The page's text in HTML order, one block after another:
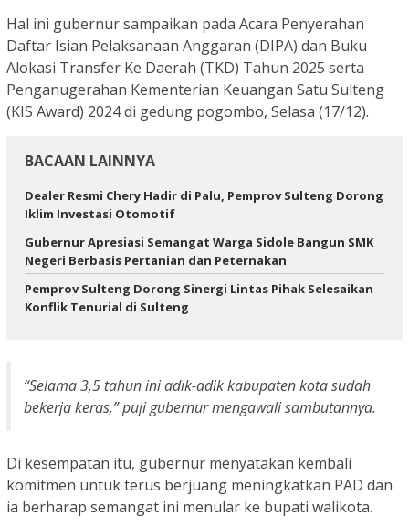
Hal ini gubernur sampaikan pada Acara Penyerahan
Daftar Isian Pelaksanaan Anggaran (DIPA) dan Buku
Alokasi Transfer Ke Daerah (TKD) Tahun 2025 serta
Penganugerahan Kementerian Keuangan Satu Sulteng
(KIS Award) 2024 di gedung pogombo, Selasa (17/12).
BACAAN LAINNYA
Dealer Resmi Chery Hadir di Palu, Pemprov Sulteng Dorong
Iklim Investasi Otomotif
Gubernur Apresiasi Semangat Warga Sidole Bangun SMK
Negeri Berbasis Pertanian dan Peternakan
Pemprov Sulteng Dorong Sinergi Lintas Pihak Selesaikan
Konflik Tenurial di Sulteng
“Selama 3,5 tahun ini adik-adik kabupaten kota sudah
bekerja keras,” puji gubernur mengawali sambutannya.
Di kesempatan itu, gubernur menyatakan kembali
komitmen untuk terus berjuang meningkatkan PAD dan
ia berharap semangat ini menular ke bupati walikota.